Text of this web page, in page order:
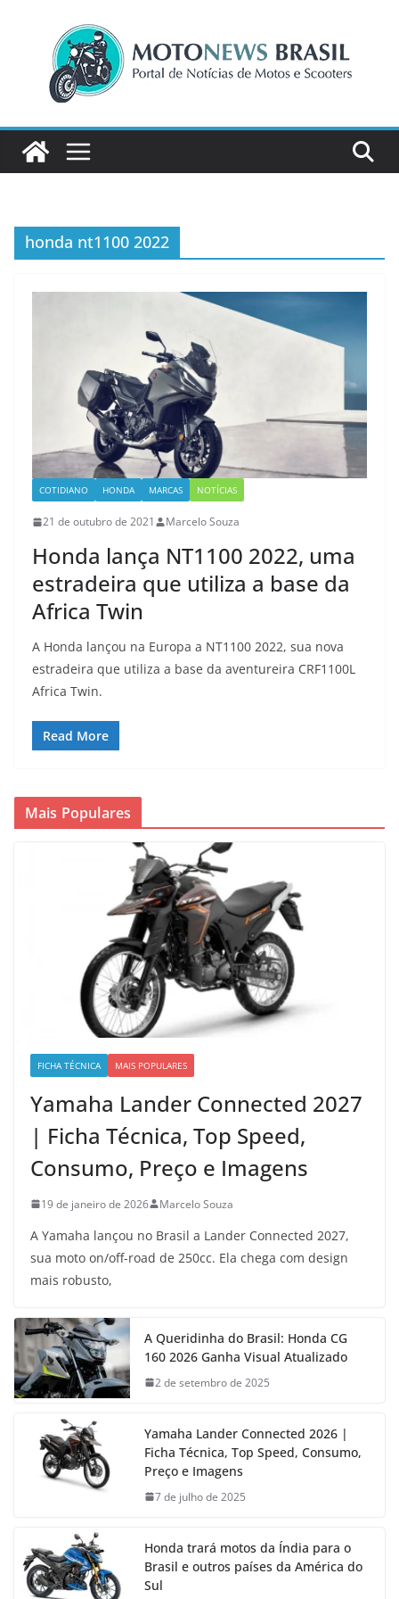
conteúdo
honda nt1100 2022
COTIDIANO HONDA MARCAS NOTÍCIAS
21 de outubro de 2021 Marcelo Souza
Honda lança NT1100 2022, uma
estradeira que utiliza a base da
Africa Twin
A Honda lançou na Europa a NT1100 2022, sua nova
estradeira que utiliza a base da aventureira CRF1100L
Africa Twin.
Read More
Mais Populares
FICHA TÉCNICA MAIS POPULARES
Yamaha Lander Connected 2027
| Ficha Técnica, Top Speed,
Consumo, Preço e Imagens
19 de janeiro de 2026 Marcelo Souza
A Yamaha lançou no Brasil a Lander Connected 2027,
sua moto on/off-road de 250cc. Ela chega com design
mais robusto,
A Queridinha do Brasil: Honda CG
160 2026 Ganha Visual Atualizado
2 de setembro de 2025
Yamaha Lander Connected 2026 |
Ficha Técnica, Top Speed, Consumo,
Preço e Imagens
7 de julho de 2025
Honda trará motos da Índia para o
Brasil e outros países da América do
Sul